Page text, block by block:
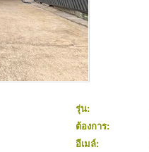
รุ่น:
ต้องการ:
อีเมล์: